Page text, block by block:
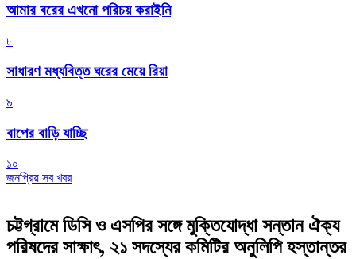
আমার বরের এখনো পরিচয় করাইনি
৮
সাধারণ মধ্যবিত্ত ঘরের মেয়ে রিয়া
৯
বাপের বাড়ি যাচ্ছি
১০
জনপ্রিয় সব খবর
চট্টগ্রামে ডিসি ও এসপির সঙ্গে মুক্তিযোদ্ধা সন্তান ঐক্য
পরিষদের সাক্ষাৎ, ২১ সদস্যের কমিটির অনুলিপি হস্তান্তর